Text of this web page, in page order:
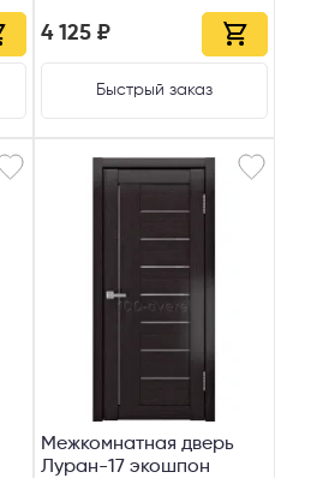
4 125 ₽
Быстрый заказ
Межкомнатная дверь
Луран-17 экошпон